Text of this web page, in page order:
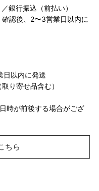
銀行振込（前払い）
認後、2〜3営業日以内に
日以内に発送
り寄せ品含む）
時が前後する場合がござ
ちら